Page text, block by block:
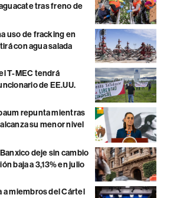
tras freno de
uso de fracking en
con agua salada
T-MEC tendrá
de EE.UU.
repunta mientras
su menor nivel
deje sin cambio
baja a 3,13% en julio
a miembros del Cártel